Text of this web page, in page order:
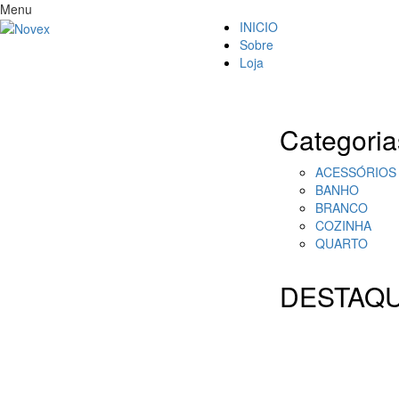
Menu
INICIO
Sobre
Loja
ACESSÓRIOS
BANHO
BRANCO
COZINHA
QUARTO